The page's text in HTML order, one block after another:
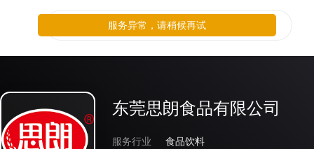
东莞思朗食品有限公司
服务行业
食品饮料
服务异常，请稍候再试